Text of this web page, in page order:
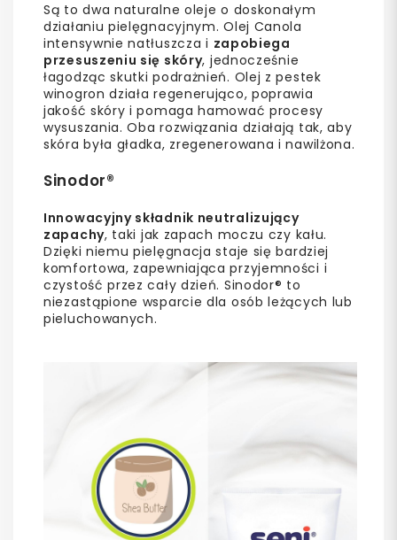
Są to dwa naturalne oleje o doskonałym
działaniu pielęgnacyjnym. Olej Canola
intensywnie natłuszcza i zapobiega
przesuszeniu się skóry, jednocześnie
łagodząc skutki podrażnień. Olej z pestek
winogron działa regenerująco, poprawia
jakość skóry i pomaga hamować procesy
wysuszania. Oba rozwiązania działają tak, aby
skóra była gładka, zregenerowana i nawilżona.
Sinodor®
Innowacyjny składnik neutralizujący
zapachy, taki jak zapach moczu czy kału.
Dzięki niemu pielęgnacja staje się bardziej
komfortowa, zapewniająca przyjemności i
czystość przez cały dzień. Sinodor® to
niezastąpione wsparcie dla osób leżących lub
pieluchowanych.